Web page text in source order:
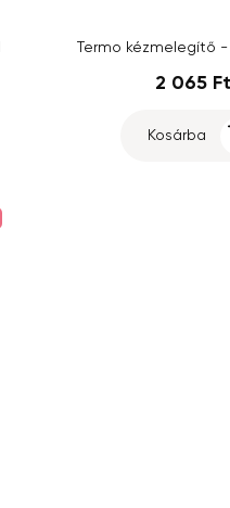
Termo kézmelegítő
2 065 Ft
Kosárba